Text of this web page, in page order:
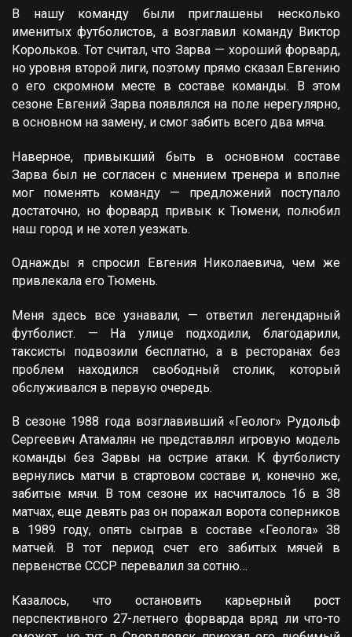
В нашу команду были приглашены несколько
именитых футболистов, а возглавил команду Виктор
Корольков. Тот считал, что Зарва — хороший форвард,
но уровня второй лиги, поэтому прямо сказал Eвгению
о его скромном месте в составе команды. В этом
сезоне Eвгений Зарва появлялся на поле нерегулярно,
в основном на замену, и смог забить всего два мяча.
Наверное, привыкший быть в основном составе
Зарва был не согласен с мнением тренера и вполне
мог поменять команду — предложений поступало
достаточно, но форвард привык к Тюмени, полюбил
наш город и не хотел уезжать.
Однажды я спросил Eвгения Николаевича, чем же
привлекала его Тюмень.
Меня здесь все узнавали, — ответил легендарный
футболист. — На улице подходили, благодарили,
таксисты подвозили бесплатно, а в ресторанах без
проблем находился свободный столик, который
обслуживался в первую очередь.
В сезоне 1988 года возглавивший «Геолог» Рудольф
Сергеевич Атамалян не представлял игровую модель
команды без Зарвы на острие атаки. К футболисту
вернулись матчи в стартовом составе и, конечно же,
забитые мячи. В том сезоне их насчиталось 16 в 38
матчах, еще девять раз он поражал ворота соперников
в 1989 году, опять сыграв в составе «Геолога» 38
матчей. В тот период счет его забитых мячей в
первенстве СССР перевалил за сотню…
Казалось, что остановить карьерный рост
перспективного 27-летнего форварда вряд ли что-то